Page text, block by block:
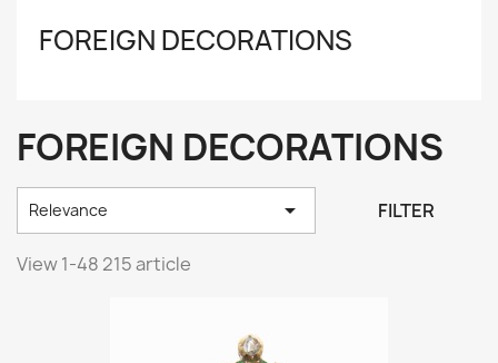
FOREIGN DECORATIONS
FOREIGN DECORATIONS
Relevance  FILTER
View 1-48 215 article